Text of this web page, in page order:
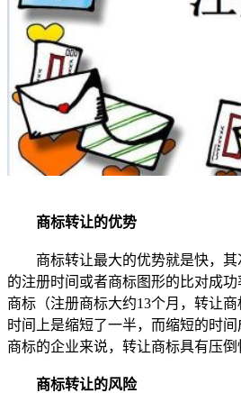
商标转让的优势
商标转让最大的优势就是快，其
的注册时间或者商标图形的比对成
商标（注册商标大约13个月，转让
时间上是缩短了一半，而缩短的时
商标的企业来说，转让商标具有压倒
商标转让的风险